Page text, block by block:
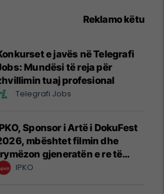
Reklamo këtu
e javës në Telegrafi
Mundësi të reja për
tuaj profesional
Telegrafi Jobs
Sponsor i Artë i DokuFest
mbështet filmin dhe
gjeneratën e re të
IPKO